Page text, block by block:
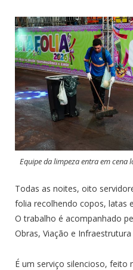
Equipe da limpeza entra em cena
Todas as noites, oito
folia recolhendo copos, latas
O trabalho é acompanhado
Obras, Viação e Infraestrutura
É um serviço silencioso, feito